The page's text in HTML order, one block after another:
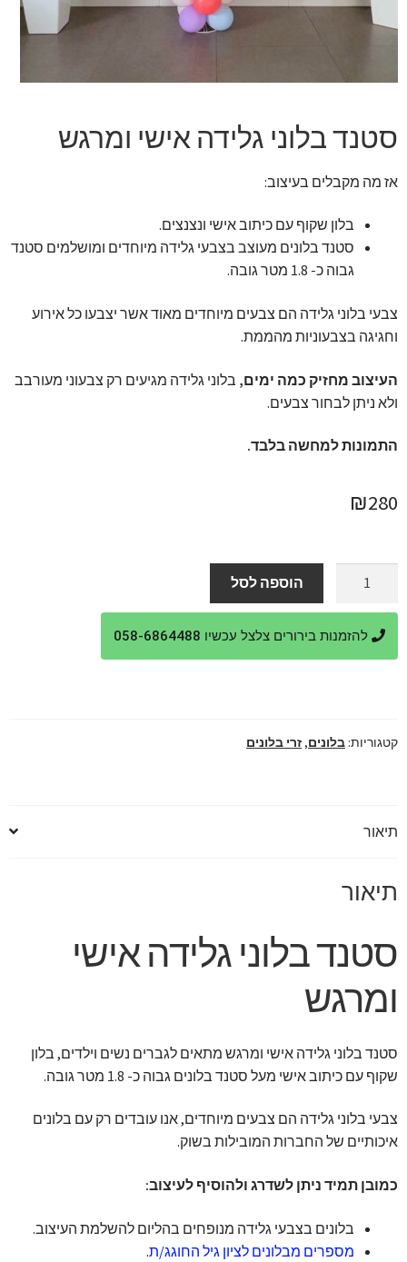
זר מתוק
מחירון משלוחי בלונים
קטלוג מוצרים
בלוג
סטנד בלוני גלידה אישי ומרגש
אז מה מקבלים בעיצוב:
בלון שקוף עם כיתוב אישי ונצנצים.
סטנד בלונים מעוצב בצבעי גלידה מיוחדים ומושלמים סטנד
גבוה כ- 1.8 מטר גובה.
צבעי בלוני גלידה הם צבעים מיוחדים מאוד אשר יצבעו כל אירוע
וחגיגה בצבעוניות מהממת.
העיצוב מחזיק כמה ימים, בלוני גלידה מגיעים רק צבעוני מעורבב
ולא ניתן לבחור צבעים.
התמונות למחשה בלבד.
₪280
סטנד
בלוני
גלידה
הוספה לסל
להזמנות בירורים צלצל עכשיו 058-6864488
קטגוריות: בלונים, זרי בלונים
תיאור
תיאור
סטנד בלוני גלידה אישי
ומרגש
סטנד בלוני גלידה אישי ומרגש מתאים לגברים נשים וילדים, בלון
שקוף עם כיתוב אישי מעל סטנד בלונים גבוה כ- 1.8 מטר גובה.
צבעי בלוני גלידה הם צבעים מיוחדים, אנו עובדים רק עם בלונים
איכותיים של החברות המובילות בשוק.
כמובן תמיד ניתן לשדרג ולהוסיף לעיצוב:
בלונים בצבעי גלידה מנופחים בהליום להשלמת העיצוב.
מספרים מבלונים לציון גיל החוגג/ת.